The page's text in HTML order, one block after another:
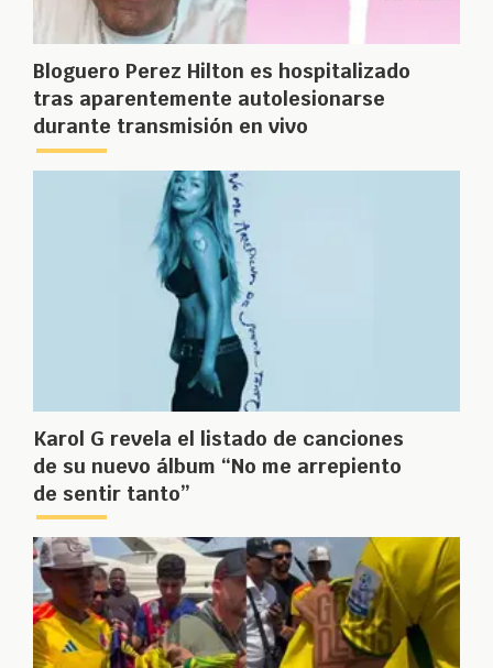
Bloguero Perez Hilton es hospitalizado
tras aparentemente autolesionarse
durante transmisión en vivo
Karol G revela el listado de canciones
de su nuevo álbum “No me arrepiento
de sentir tanto”